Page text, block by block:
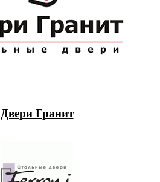
Двери Гранит